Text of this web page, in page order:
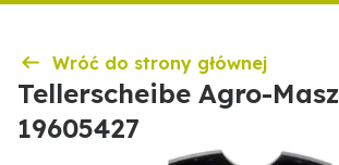
Wróć do strony głównej
Tellerscheibe Agro-Masz
19605427